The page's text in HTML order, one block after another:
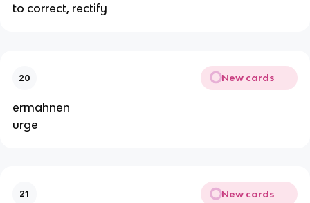
to correct, rectify
20 New cards
ermahnen
urge
21 New cards